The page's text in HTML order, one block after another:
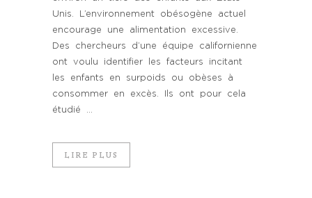
Unis. L’environnement obésogène actuel
encourage une alimentation excessive.
Des chercheurs d’une équipe californienne
ont voulu identifier les facteurs incitant
les enfants en surpoids ou obèses à
consommer en excès. Ils ont pour cela
étudié ...
LIRE PLUS